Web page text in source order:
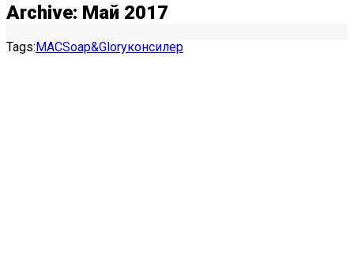
Archive: Май 2017
Tags:MACSoap&Gloryконсилер